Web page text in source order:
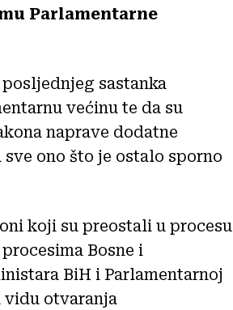
Parlamentarne
sastanka
većinu te da su
naprave dodatne
ono što je ostalo sporno
koji su preostali u procesu
Bosne i
BiH i Parlamentarnoj
vidu otvaranja